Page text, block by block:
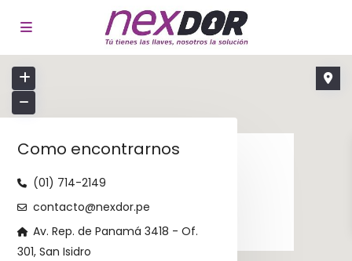
Como encontrarnos
(01) 714-2149
contacto@nexdor.pe
Av. Rep. de Panamá 3418 - Of.
301, San Isidro
cargando...